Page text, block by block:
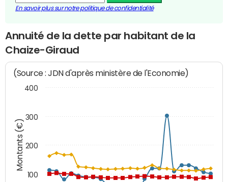
En savoir plus sur notre politique de confidentialité
Annuité de la dette par habitant de la
Chaize-Giraud
Montants (€)
(Source : JDN d'après ministère de l'Economie)
100
200
300
400